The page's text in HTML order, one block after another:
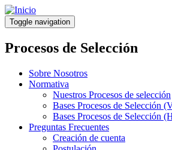
Pasar
al
contenido
principal
Toggle navigation
Procesos de Selección
Sobre Nosotros
Normativa
Nuestros Procesos de selección
Bases Procesos de Selección
Bases Procesos de Selección
Preguntas Frecuentes
Creación de cuenta